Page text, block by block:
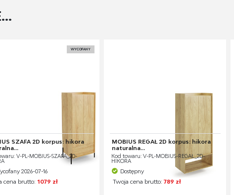
WYCOFANY
SZAFA 2D korpus: hikora
V-PL-MOBIUS-SZAFA_2D-
2026-07-16
cena brutto:1079 zł
MOBIUS REGAŁ 2D korpus: hikora
naturalna...
Kod towaru: V-PL-MOBIUS-REGAŁ_2D-
HIKORA
Dostępny
Twoja cena brutto: 789 zł